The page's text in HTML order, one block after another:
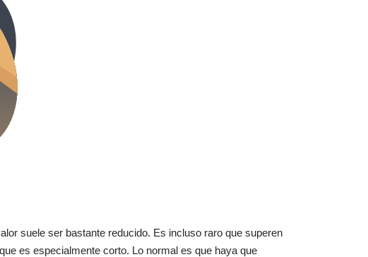
suele ser bastante reducido. Es incluso raro que superen
es especialmente corto. Lo normal es que haya que